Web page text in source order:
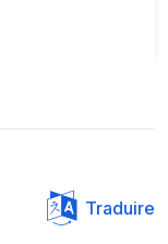
Traduire